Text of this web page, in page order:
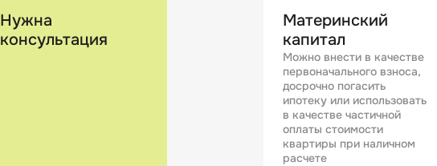
Нужна
консультация
Материнский
капитал
Можно внести в качестве
первоначального взноса,
досрочно погасить
ипотеку или использовать
в качестве частичной
оплаты стоимости
квартиры при наличном
расчете